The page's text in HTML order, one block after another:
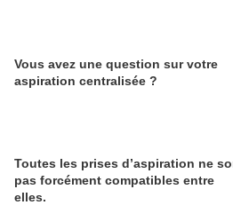
Vous avez une question sur votre
aspiration centralisée ?
Toutes les prises d’aspiration ne
pas forcément compatibles entre
elles.